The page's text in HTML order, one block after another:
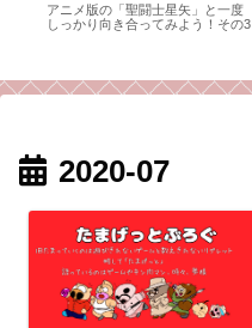
アニメ版の「聖闘士星矢」と一度
しっかり向き合ってみよう！その3
2020-07